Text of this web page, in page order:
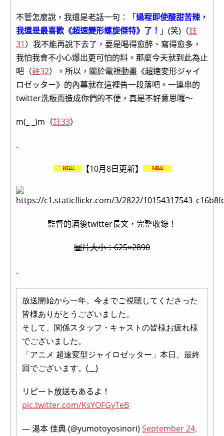
不管怎麼說，我還是老話一句：「過程即使酸甜苦辣，
我還是最喜歡《超速變形螺旋傑特》了！ 」(笑)（註
31）我不能再說下去了，要是喝得愈醉、寫得愈多，
我怕我會不小心爆出更可怕的料。那麼今天就到此為止
吧（註32）。所以，關於電視動畫《超速変形ジャイ
ロゼッター》的內幕就在這裡告一段落吧。一連串的
twitter洗板而造成你們的不便，真是不好意思囉～
m(_ _)m（註33）
.
【10月8日更新】
監督的酒後twitter長文，完整收錄！
圖片大小：625×2890
.
放送開始から一年。今までご視聴してくださった
皆様ありがとうございました。
そして、関係スタッフ・キャストの皆様お疲れ様
でございました。
「アニメ 超速変型ジャイロゼッター」本日、最終
回でございます。(__)
リピート放送もあるよ！
pic.twitter.com/KsYOFGyTeB
— 湯本 佳典 (@yumotoyosinori) September 24,